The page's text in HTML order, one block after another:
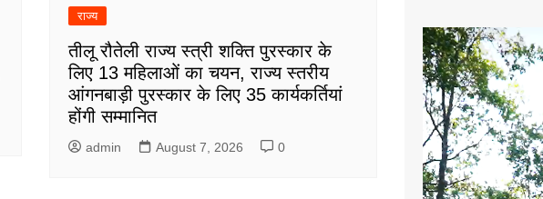
राज्य
तीलू रौतेली राज्य स्त्री शक्ति पुरस्कार के
लिए 13 महिलाओं का चयन, राज्य स्तरीय
आंगनबाड़ी पुरस्कार के लिए 35 कार्यकर्तियां
होंगी सम्मानित
admin August 7, 2026 0
Video
Player